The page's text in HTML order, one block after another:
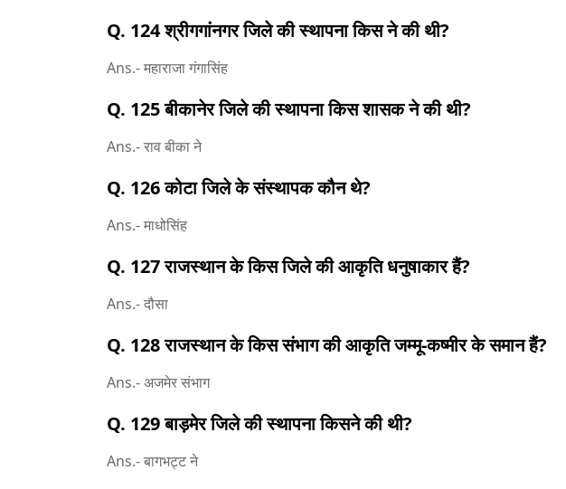
Q. 124 श्रीगगांनगर जिले की स्थापना किस ने की थी?
Ans.- महाराजा गंगासिंह
Q. 125 बीकानेर जिले की स्थापना किस शासक ने की थी?
Ans.- राव बीका ने
Q. 126 कोटा जिले के संस्थापक कौन थे?
Ans.- माधोसिंह
Q. 127 राजस्थान के किस जिले की आकृति धनुषाकार हैं?
Ans.- दौसा
Q. 128 राजस्थान के किस संभाग की आकृति जम्मू-कष्मीर के समान हैं?
Ans.- अजमेर संभाग
Q. 129 बाड़मेर जिले की स्थापना किसने की थी?
Ans.- बागभट्ट ने